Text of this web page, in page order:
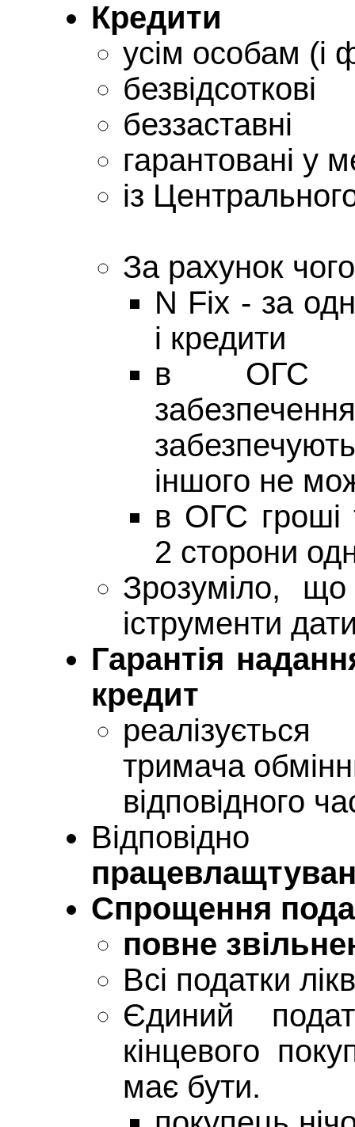
Кредити
усім особам (і
безвідсоткові
беззаставні
гарантовані у
із
За рахунок
N Fix - за
і кредити
в ОГС
іншого не
в ОГС гроші
2 сторони
Зрозуміло, що
іструменти
Гарантія
кредит
тримача
відповідного
Спрощення
повне
Всі податки
Єдиний
кінцевого
має бути.